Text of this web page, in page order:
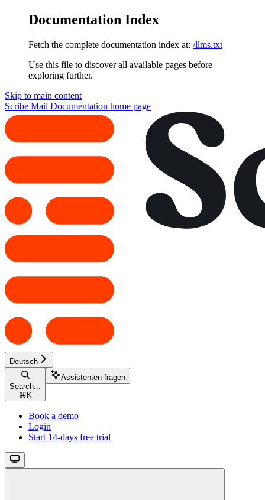
Documentation Index
Fetch the complete documentation index at: /llms.txt
Use this file to discover all available pages before
exploring further.
Skip to main content
Scribe Mail Documentation home page
Deutsch
Search...
⌘ K
Assistenten fragen
Book a demo
Login
Start 14-days free trial